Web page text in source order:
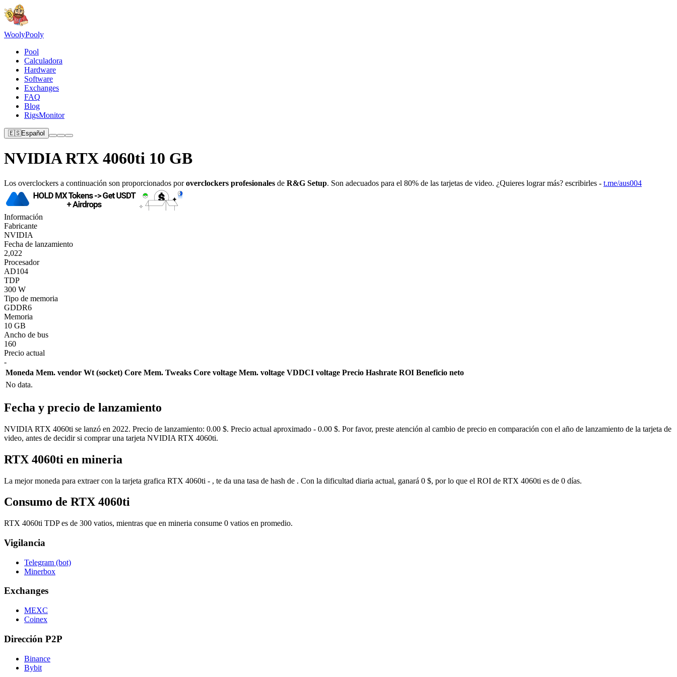
WoolyPooly
Pool
Calculadora
Hardware
Software
Exchanges
FAQ
Blog
RigsMonitor
🇪🇸Español
NVIDIA RTX 4060ti 10 GB
Los overclockers a continuación son proporcionados poroverclockers profesionales de R&G Setup. Son adecuados para el 80% de las tarjetas de video. ¿Quieres lograr más? escribirles - t.me/aus004
Información
Fabricante
NVIDIA
Fecha de lanzamiento
2,022
Procesador
AD104
TDP
300 W
Tipo de memoria
GDDR6
Memoria
10 GB
Ancho de bus
160
Precio actual
-
Moneda Mem. vendor Wt (socket) Core Mem. Tweaks Core voltage Mem. voltage VDDCI voltage Precio Hashrate ROI Beneficio neto
No data.
Fecha y precio de lanzamiento
NVIDIA RTX 4060ti se lanzó en 2022. Precio de lanzamiento: 0.00 $. Precio actual aproximado - 0.00 $. Por favor, preste atención al cambio de precio en comparación con el año de lanzamiento de la tarjeta de
video, antes de decidir si comprar una tarjeta NVIDIA RTX 4060ti.
RTX 4060ti en mineria
La mejor moneda para extraer con la tarjeta grafica RTX 4060ti - , te da una tasa de hash de . Con la dificultad diaria actual, ganará 0 $, por lo que el ROI de RTX 4060ti es de 0 días.
Consumo de RTX 4060ti
RTX 4060ti TDP es de 300 vatios, mientras que en mineria consume 0 vatios en promedio.
Vigilancia
Telegram (bot)
Minerbox
Exchanges
MEXC
Coinex
Dirección P2P
Binance
Bybit